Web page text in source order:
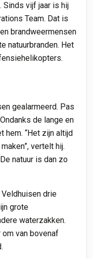
Sinds vijf jaar is hij
Team. Dat is
brandweermensen
natuurbranden. Het
gealarmeerd. Pas
de lange en
hem. “Het zijn altijd
vertelt hij.
natuur is dan zo
drie
grote
waterzakken.
van bovenaf